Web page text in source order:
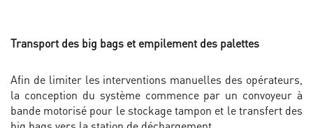
Transport des big bags et empilement des palettes
Afin de limiter les interventions manuelles des opérateurs,
la conception du système commence par un convoyeur à
bande motorisé pour le stockage tampon et le transfert des